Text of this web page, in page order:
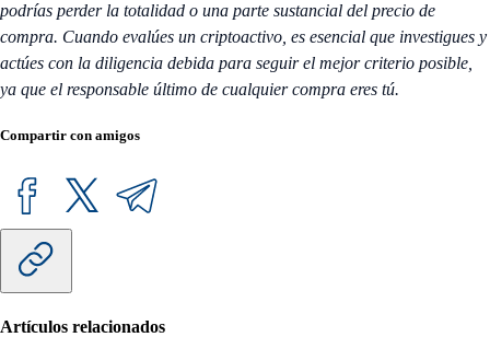
podrías perder la totalidad o una parte sustancial del precio de
compra. Cuando evalúes un criptoactivo, es esencial que investigues y
actúes con la diligencia debida para seguir el mejor criterio posible,
ya que el responsable último de cualquier compra eres tú.
Compartir con amigos
Artículos relacionados